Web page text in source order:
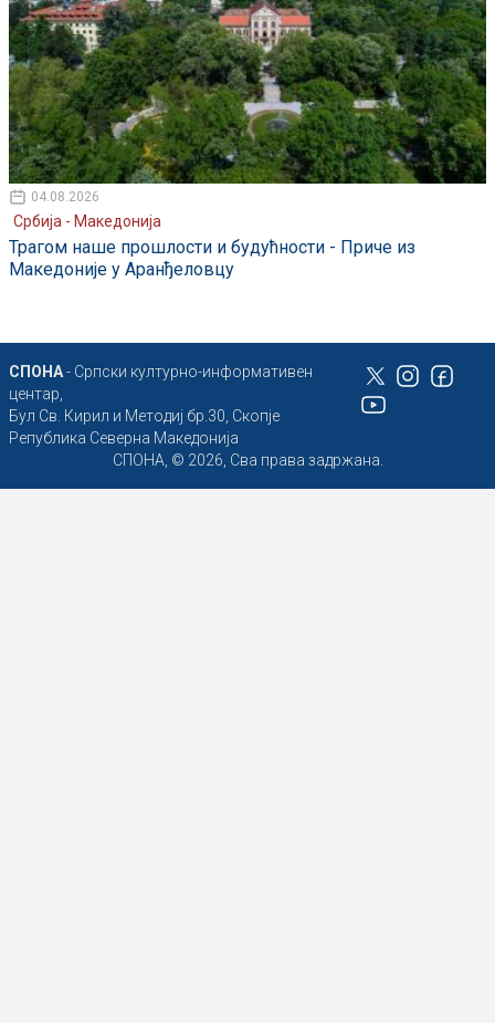
04.08.2026
Србија - Македонија
Трагом наше прошлости и будућности - Приче из
Македоније у Аранђеловцу
СПОНА- Српски културно-информативен
центар,
Бул Св. Кирил и Методиј бр.30, Скопје
Република Северна Македонија
СПОНА, © 2026, Сва права задржана.